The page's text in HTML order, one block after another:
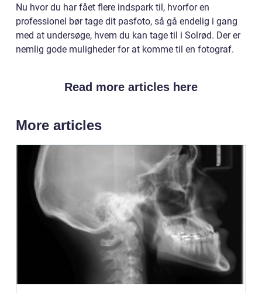
Nu hvor du har fået flere indspark til, hvorfor en
professionel bør tage dit pasfoto, så gå endelig i gang
med at undersøge, hvem du kan tage til i Solrød. Der er
nemlig gode muligheder for at komme til en fotograf.
Read more articles here
More articles